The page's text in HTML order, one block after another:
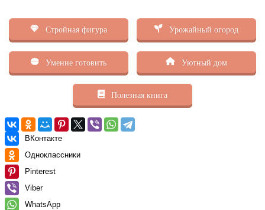
Стройная фигура Урожайный огород
Умение готовить Уютный дом
Полезная книга
ВКонтакте
Одноклассники
Pinterest
Viber
WhatsApp